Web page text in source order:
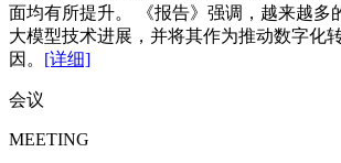
面均有所提升。 《报告》强调，越来越多
大模型技术进展，并将其作为推动数字化
因。 [详细]
会议
MEETING